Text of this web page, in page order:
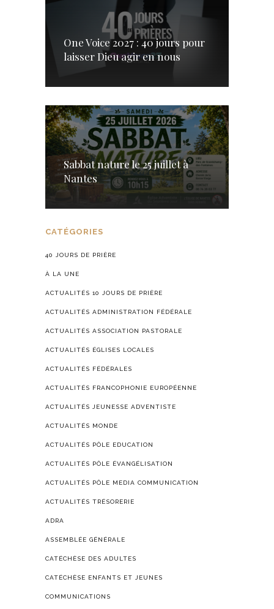
One Voice 2027 : 40 jours pour
laisser Dieu agir en nous
Sabbat nature le 25 juillet à
Nantes
CATÉGORIES
40 JOURS DE PRIÈRE
À LA UNE
ACTUALITÉS 10 JOURS DE PRIÈRE
ACTUALITÉS ADMINISTRATION FÉDÉRALE
ACTUALITÉS ASSOCIATION PASTORALE
ACTUALITÉS ÉGLISES LOCALES
ACTUALITÉS FÉDÉRALES
ACTUALITÉS FRANCOPHONIE EUROPÉENNE
ACTUALITÉS JEUNESSE ADVENTISTE
ACTUALITÉS MONDE
ACTUALITÉS PÔLE EDUCATION
ACTUALITÉS PÔLE ÉVANGÉLISATION
ACTUALITÉS PÔLE MEDIA COMMUNICATION
ACTUALITÉS TRÉSORERIE
ADRA
ASSEMBLÉE GÉNÉRALE
CATÉCHÈSE DES ADULTES
CATÉCHÈSE ENFANTS ET JEUNES
COMMUNICATIONS